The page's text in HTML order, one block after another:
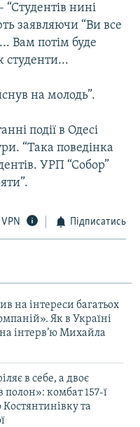
“Студентів нині
заявляючи “Ви все
Вам потім буде
студенти...
на молодь”.
події в Одесі
“Така поведінка
УРП “Собор”
Підписатись
на інтереси багатьох
Як в Україні
інтерв’ю Михайла
в себе, а двоє
полон»: комбат 157-ї
та